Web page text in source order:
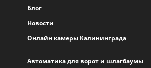
Блог
Новости
Онлайн камеры Калининграда
Автоматика для ворот и шлагбаумы